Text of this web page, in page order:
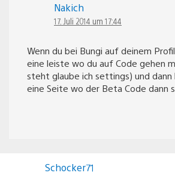
Nakich
17. Juli 2014 um 17:44
Wenn du bei Bungi auf deinem
eine leiste wo du auf Code gehen
steht glaube ich settings) und
eine Seite wo der Beta Code dann
Schocker71